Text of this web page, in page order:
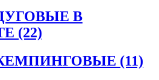
В
(22)
(11)